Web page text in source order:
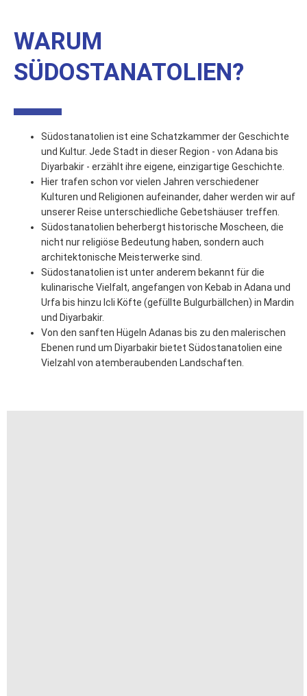
WARUM
SÜDOSTANATOLIEN?
Südostanatolien ist eine Schatzkammer der Geschichte
und Kultur. Jede Stadt in dieser Region - von Adana bis
Diyarbakir - erzählt ihre eigene, einzigartige Geschichte.
Hier trafen schon vor vielen Jahren verschiedener
Kulturen und Religionen aufeinander, daher werden wir auf
unserer Reise unterschiedliche Gebetshäuser treffen.
Südostanatolien beherbergt historische Moscheen, die
nicht nur religiöse Bedeutung haben, sondern auch
architektonische Meisterwerke sind.
Südostanatolien ist unter anderem bekannt für die
kulinarische Vielfalt, angefangen von Kebab in Adana und
Urfa bis hinzu Icli Köfte (gefüllte Bulgurbällchen) in Mardin
und Diyarbakir.
Von den sanften Hügeln Adanas bis zu den malerischen
Ebenen rund um Diyarbakir bietet Südostanatolien eine
Vielzahl von atemberaubenden Landschaften.